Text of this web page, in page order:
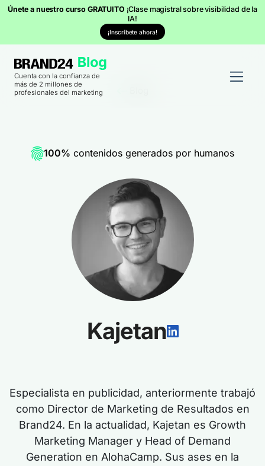
Únete a nuestro curso GRATUITO ¡Clase magistral sobre visibilidad de la
IA!
¡Inscríbete ahora!
Cuenta con la confianza de
más de 2 millones de
profesionales del marketing
100% contenidos generados por humanos
Kajetan
Especialista en publicidad, anteriormente trabajó
como Director de Marketing de Resultados en
Brand24. En la actualidad, Kajetan es Growth
Marketing Manager y Head of Demand
Generation en AlohaCamp. Sus ases en la